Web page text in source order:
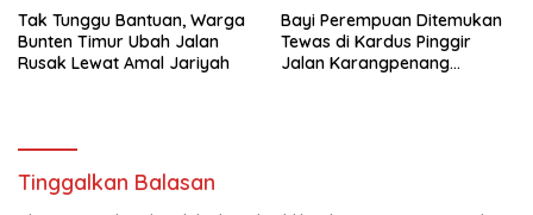
Tak Tunggu Bantuan, Warga
Bunten Timur Ubah Jalan
Rusak Lewat Amal Jariyah
Bayi Perempuan Ditemukan
Tewas di Kardus Pinggir
Jalan Karangpenang
Tinggalkan Balasan